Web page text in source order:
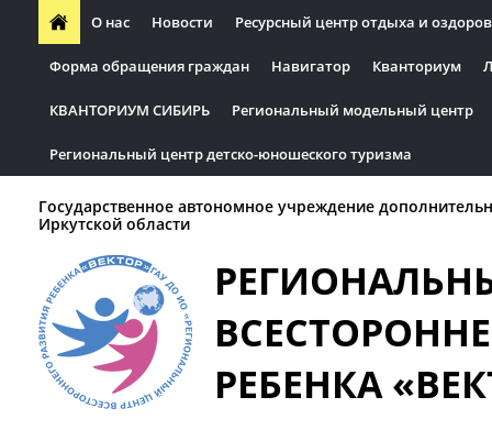
О нас Новости Ресурсный центр отдыха и
Форма обращения граждан Навигатор Кванториум
КВАНТОРИУМ СИБИРЬ Региональный модельный центр
Региональный центр детско-юношеского туризма
Государственное автономное учреждение
Иркутской области
РЕБЕНКА